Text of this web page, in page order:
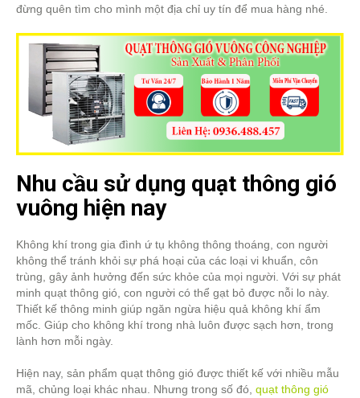
đừng quên tìm cho mình một địa chỉ uy tín để mua hàng nhé.
Nhu cầu sử dụng quạt thông gió
vuông hiện nay
Không khí trong gia đình ứ tụ không thông thoáng, con người
không thể tránh khỏi sự phá hoại của các loại vi khuẩn, côn
trùng, gây ảnh hưởng đến sức khỏe của mọi người. Với sự phát
minh quạt thông gió, con người có thể gạt bỏ được nỗi lo này.
Thiết kế thông minh giúp ngăn ngừa hiệu quả không khí ẩm
mốc. Giúp cho không khí trong nhà luôn được sạch hơn, trong
lành hơn mỗi ngày.
Hiện nay, sản phẩm quạt thông gió được thiết kế với nhiều mẫu
mã, chủng loại khác nhau. Nhưng trong số đó, quạt thông gió